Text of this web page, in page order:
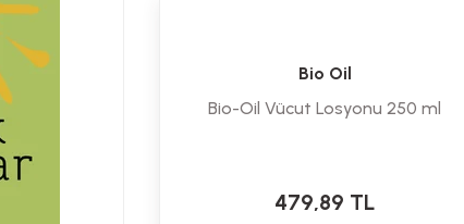
Bio Oil
Bio-Oil Vücut Losyonu 250 ml
479,89 TL